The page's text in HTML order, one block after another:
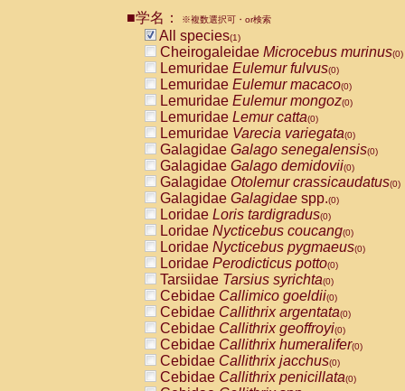
CebidaeCebus nigrivittatus
CebidaeCebus
CebidaeSaimiri boliviensis(0)
CebidaeSaimiri sciureus(0)
AtelidaeAlouatta caraya(0)
AtelidaeAlouatta fusca(0)
AtelidaeAlouatta seniculus
AtelidaeAlouattaspp.(0)
AtelidaeAteles belzebuth(0)
AtelidaeAteles geoffroyi(0)
AtelidaeAteles paniscus(0)
AtelidaeAtelesspp.(0)
Atelidae Lagothrix lagothricha
AtelidaeLagothrix lagothricha cana
PitheciidaeCacajao calvus
PitheciidaeCallicebus cupreus
PitheciidaeCallicebus donacophilus
PitheciidaeCallicebus moloch
PitheciidaeCallicebus torquatus
PitheciidaeCallicebusspp.(0)
PitheciidaeChiropotes satanas(0)
PitheciidaePithecia monachus
PitheciidaePithecia pithecia(0)
■学名： ※複数選択可・or検索
All species(1)
Cheirogaleidae Microcebus murinus(0)
Lemuridae Eulemur fulvus(0)
Lemuridae Eulemur macaco(0)
Lemuridae Eulemur mongoz(0)
Lemuridae Lemur catta(0)
Lemuridae Varecia variegata(0)
Galagidae Galago senegalensis(0)
Galagidae Galago demidovii(0)
Galagidae Otolemur crassicaudatus(0)
Galagidae Galagidae spp.(0)
Loridae Loris tardigradus(0)
Loridae Nycticebus coucang(0)
Loridae Nycticebus pygmaeus(0)
Loridae Perodicticus potto(0)
Tarsiidae Tarsius syrichta(0)
Cebidae Callimico goeldii(0)
Cebidae Callithrix argentata(0)
Cebidae Callithrix geoffroyi(0)
Cebidae Callithrix humeralifer(0)
Cebidae Callithrix jacchus(0)
Cebidae Callithrix penicillata(0)